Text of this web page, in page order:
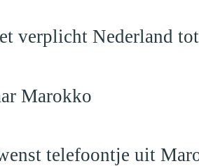
verplicht Nederland
Marokko
telefoontje uit